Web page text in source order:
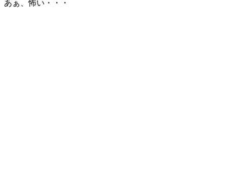
あぁ、怖い・・・